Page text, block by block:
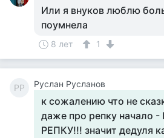
Или я внуков люблю
поумнела
8 лет 1
РР Руслан Русланов
к сожалению что не
даже про репку
РЕПКУ!!! значит дедуля